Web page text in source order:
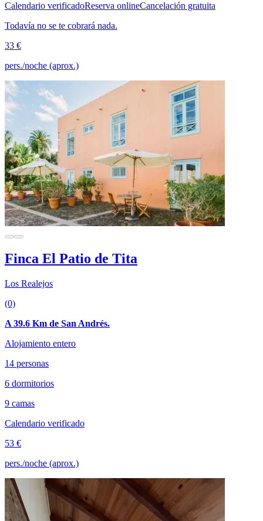
Calendario verificadoReserva onlineCancelación gratuita
Todavía no se te cobrará nada.
33 €
pers./noche (aprox.)
Finca El Patio de Tita
Los Realejos
(0)
A 39.6 Km de San Andrés.
Alojamiento entero
14 personas
6 dormitorios
9 camas
Calendario verificado
53 €
pers./noche (aprox.)